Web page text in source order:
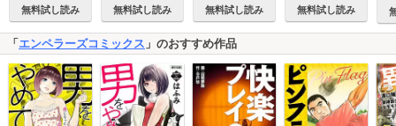
無料試し読み 無料試し読み 無料試し読み 無料試し読み
「エンペラーズコミックス 」のおすすめ作品